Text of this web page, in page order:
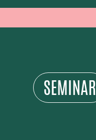
SEMINAR